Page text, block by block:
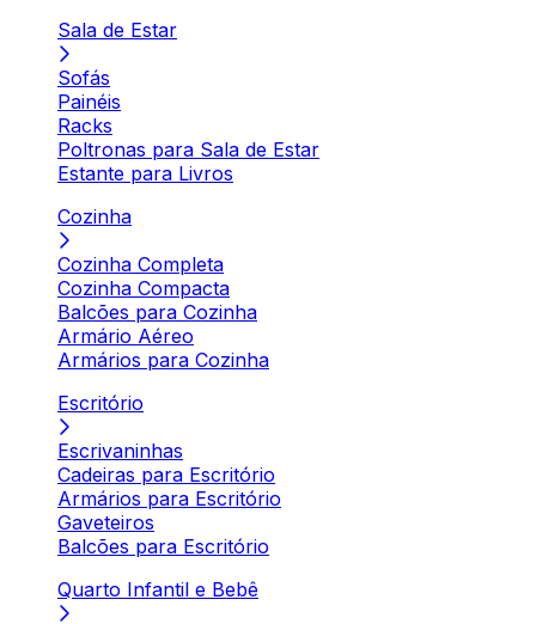
Sala de Estar
Sofás
Painéis
Racks
Poltronas para Sala de Estar
Estante para Livros
Cozinha
Cozinha Completa
Cozinha Compacta
Balcões para Cozinha
Armário Aéreo
Armários para Cozinha
Escritório
Escrivaninhas
Cadeiras para Escritório
Armários para Escritório
Gaveteiros
Balcões para Escritório
Quarto Infantil e Bebê